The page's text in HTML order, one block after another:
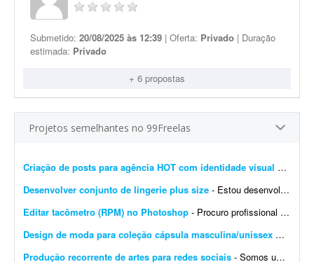
Submetido: 20/08/2025 às 12:39 | Oferta: Privado | Duração
estimada: Privado
+ 6 propostas
Projetos semelhantes no 99Freelas
Criação de posts para agência HOT com identidade visual definida
Desenvolver conjunto de lingerie plus size - Estou desenvolvendo uma nova marca de lingerie feminina e procuro uma designer de moda para criar o primeiro modelo da coleção. O objetivo deste projeto é desenvolver 1 conjun...
Editar tacômetro (RPM) no Photoshop - Procuro profissional com experiência em Photoshop para edição de um tacômetro (RPM). Estou desenvolvendo um tacômetro (medidor de RPM) e preciso de um profissional ...
Design de moda para coleção cápsula masculina/unissex OW-47
Produção recorrente de artes para redes sociais - Somos uma agência de publicidade e buscamos um designer gráfico para uma demanda recorrente de criação de conteúdos para redes sociais. O trabalho terá dur...